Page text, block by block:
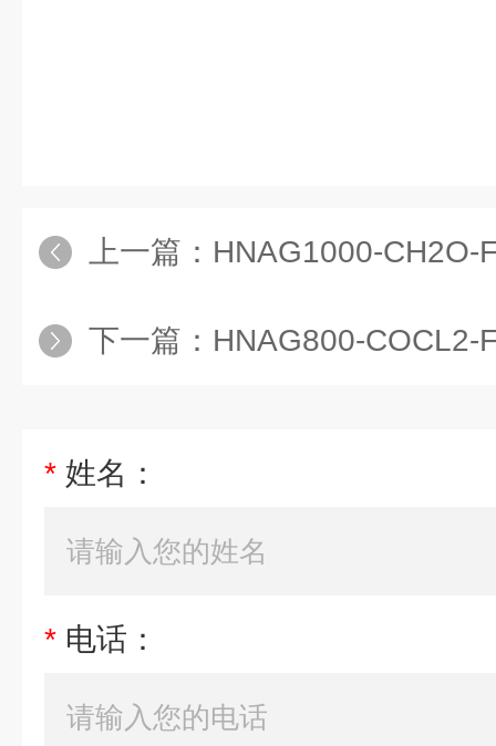
上一篇： HNAG1000-CH2O-F甲
下一篇： HNAG800-COCL2-
* 姓名：
* 电话：